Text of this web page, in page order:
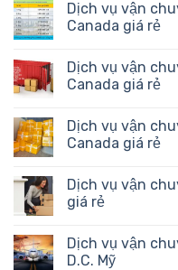
Dịch vụ vận
Canada giá rẻ
Dịch vụ vận
Canada giá rẻ
Dịch vụ vận
Canada giá rẻ
Dịch vụ vận
giá rẻ
Dịch vụ vận
D.C. Mỹ